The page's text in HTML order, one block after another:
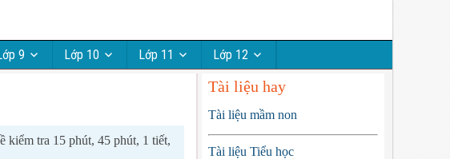
9 Lớp 10 Lớp 11 Lớp 12
kiểm tra 15 phút, 45 phút, 1 tiết,
Tài liệu hay
Tài liệu mầm non
Tài liệu Tiểu học